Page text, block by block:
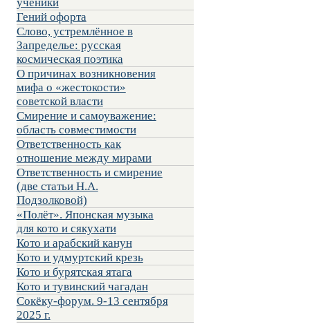
ученики
Гений офорта
Слово, устремлённое в
Запределье: русская
космическая поэтика
О причинах возникновения
мифа о «жестокости»
советской власти
Смирение и самоуважение:
область совместимости
Ответственность как
отношение между мирами
Ответственность и смирение
(две статьи Н.А.
Подзолковой)
«Полёт». Японская музыка
для кото и сякухати
Кото и арабский канун
Кото и удмуртский крезь
Кото и бурятская ятага
Кото и тувинский чагадан
Сокёку-форум. 9-13 сентября
2025 г.